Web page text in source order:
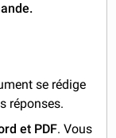
se rédige
réponses.
et PDF. Vous